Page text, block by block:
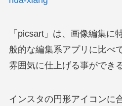
「picsart」は、画像編集に
般的な編集系アプリに比べ
雰囲気に仕上げる事ができ
インスタの円形アイコンに